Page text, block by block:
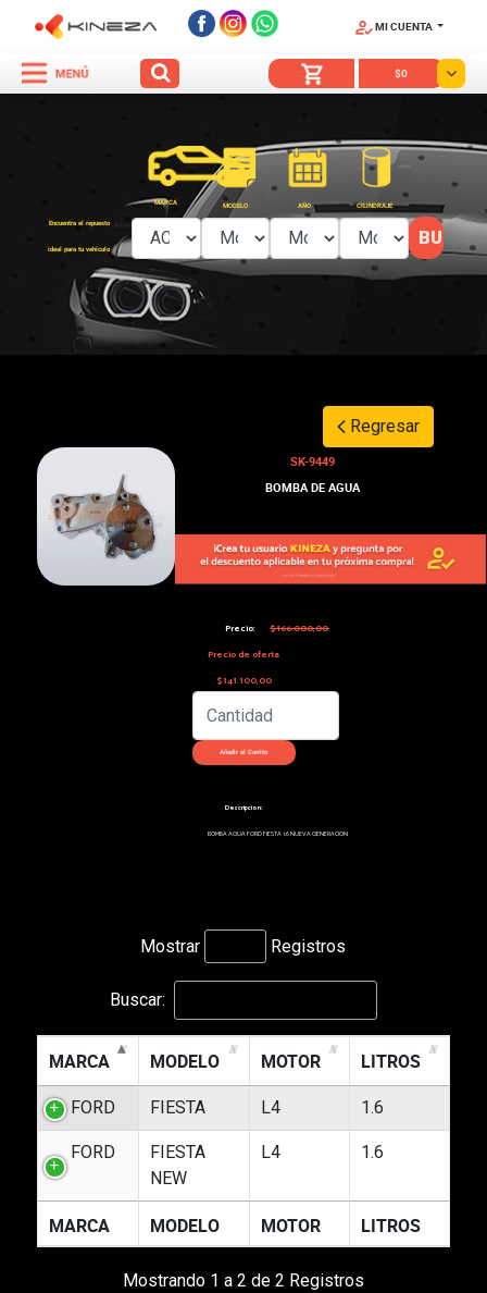
MI CUENTA
$0
Encuentra el repuesto
ideal para tu vehículo
MARCA MODELO AÑO CILINDRAJE
Regresar
SK-9449
BOMBA DE AGUA
Precio:
$166.000,00
Precio de oferta
$141.100,00
Descripcion:
BOMBA AGUA FORD FIESTA 1.6 NUEVA GENERACION
Mostrar Registros
Buscar:
MARCA MODELO MOTOR LITROS
FORD FIESTA L4 1.6
FORD
FIESTA
NEW
L4 1.6
MARCA MODELO MOTOR LITROS
Mostrando 1 a 2 de 2 Registros